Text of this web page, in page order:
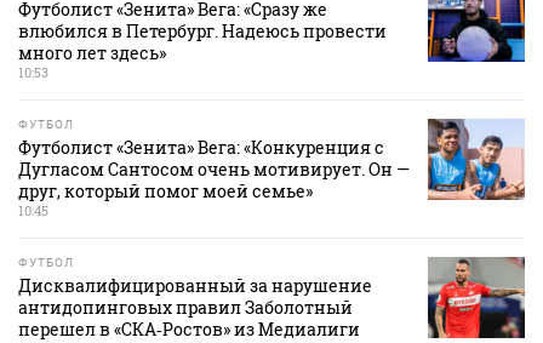
Футболист «Зенита» Вега: «Сразу же
влюбился в Петербург. Надеюсь провести
много лет здесь»
10:53
ФУТБОЛ
Футболист «Зенита» Вега: «Конкуренция с
Дугласом Сантосом очень мотивирует. Он —
друг, который помог моей семье»
10:45
ФУТБОЛ
Дисквалифицированный за нарушение
антидопинговых правил Заболотный
перешел в «СКА‑Ростов» из Медиалиги